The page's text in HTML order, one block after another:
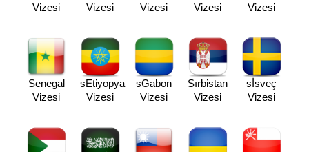
Vizesi
Vizesi
Vizesi
Vizesi
Vizesi
Senegal
Vizesi
sEtiyopya
Vizesi
sGabon
Vizesi
Sırbistan
Vizesi
sİsveç
Vizesi